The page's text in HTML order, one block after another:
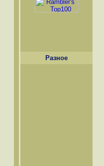
Разное